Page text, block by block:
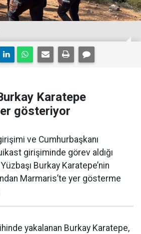
Karatepe
gösteriyor
ve Cumhurbaşkanı
girişiminde görev aldığı
Burkay Karatepe’nin
Marmaris’te yer gösterme
yakalanan Burkay Karatepe,